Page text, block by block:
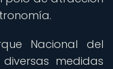
Nacional del
medidas